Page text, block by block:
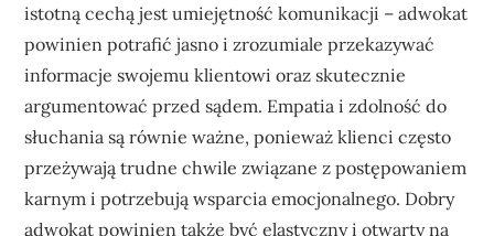
istotną cechą jest umiejętność komunikacji – adwokat
powinien potrafić jasno i zrozumiale przekazywać
informacje swojemu klientowi oraz skutecznie
argumentować przed sądem. Empatia i zdolność do
słuchania są równie ważne, ponieważ klienci często
przeżywają trudne chwile związane z postępowaniem
karnym i potrzebują wsparcia emocjonalnego. Dobry
adwokat powinien także być elastyczny i otwarty na